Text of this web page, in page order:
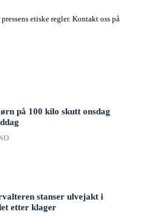
etiske regler. Kontakt oss på
på 100 kilo skutt onsdag
stanser ulvejakt i
etter klager